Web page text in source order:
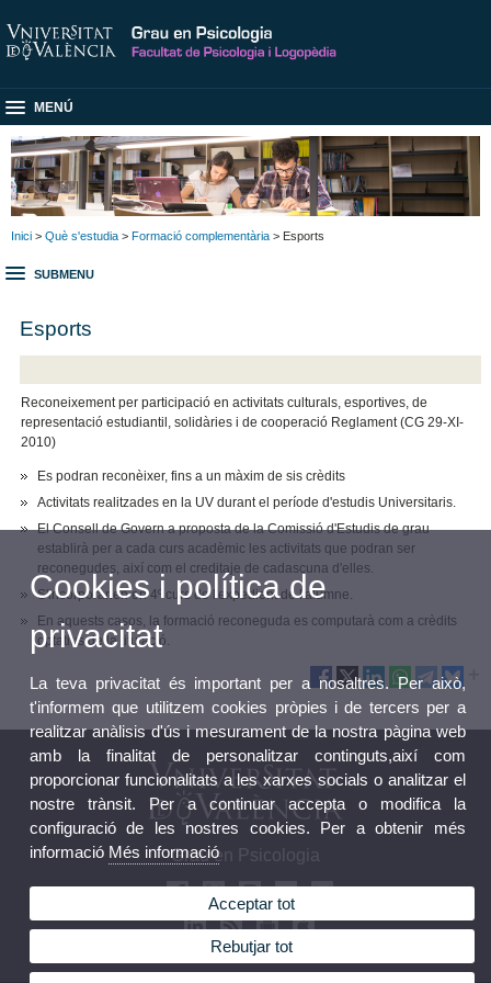
MENÚ
Inici > Què s'estudia > Formació complementària > Esports
SUBMENU
Esports
Reconeixement per participació en activitats culturals, esportives, de
representació estudiantil, solidàries i de cooperació Reglament (CG 29-XI-
2010)
Es podran reconèixer, fins a un màxim de sis crèdits
Activitats realitzades en la UV durant el període d'estudis Universitaris.
El Consell de Govern a proposta de la Comissió d'Estudis de grau
establirà per a cada curs acadèmic les activitats que podran ser
reconegudes, així com el creditaje de cadascuna d'elles.
S'incorporarien en 4º curs de l'expedient de l'alumne.
En aquests casos, la formació reconeguda es computarà com a crèdits
optatius de la titulació.
Grau en Psicologia
Cookies i política de
privacitat
La teva privacitat és important per a nosaltres. Per això,
t'informem que utilitzem cookies pròpies i de tercers per a
realitzar anàlisis d'ús i mesurament de la nostra pàgina web
amb la finalitat de personalitzar continguts,així com
proporcionar funcionalitats a les xarxes socials o analitzar el
nostre trànsit. Per a continuar accepta o modifica la
configuració de les nostres cookies. Per a obtenir més
informació Més informació
Acceptar tot
Rebutjar tot